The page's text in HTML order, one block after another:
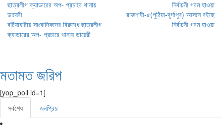
বটিয়াঘাটায় সাংবাদিকদের বিরুদ্ধে ছাত্রলীগ
ক্যাডারের অপ- প্রচারে থানায় ডায়েরী
রাজশাহী-৫(পুঠিয়া-দূর্গাপুর) আসনে বইছে
নির্বাচনী গরম হাওয়া
মতামত জরিপ
[yop_poll id=1]
সর্বশেষ
জনপ্রিয়